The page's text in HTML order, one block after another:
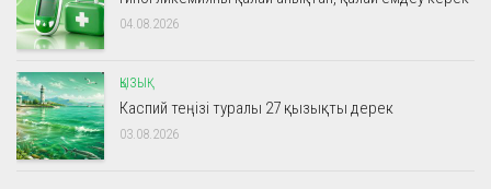
04.08.2026
ҚЫЗЫҚ
Каспий теңізі туралы 27 қызықты дерек
03.08.2026